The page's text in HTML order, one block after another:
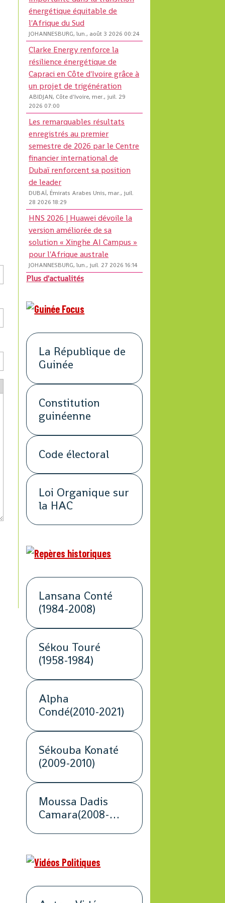
énergétique équitable de
l'Afrique du Sud
JOHANNESBURG, lun., août 3 2026 00:24
Clarke Energy renforce la
résilience énergétique de
Capraci en Côte d'Ivoire grâce à
un projet de trigénération
ABIDJAN, Côte d'Ivoire, mer., juil. 29
2026 07:00
Les remarquables résultats
enregistrés au premier
semestre de 2026 par le Centre
financier international de
Dubaï renforcent sa position
de leader
DUBAÏ, Émirats Arabes Unis, mar., juil.
28 2026 18:29
HNS 2026 | Huawei dévoile la
version améliorée de sa
solution « Xinghe AI Campus »
pour l'Afrique australe
JOHANNESBURG, lun., juil. 27 2026 16:14
Plus d'actualités
La République de
Guinée
Constitution
guinéenne
Code électoral
Loi Organique sur
la HAC
Lansana Conté
(1984-2008)
Sékou Touré
(1958-1984)
Alpha
Condé(2010-2021)
Sékouba Konaté
(2009-2010)
Moussa Dadis
Camara(2008-